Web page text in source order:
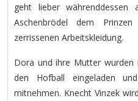
geht lieber
Aschenbrödel dem
zerrissenen Arbeitskleidung.
Dora und ihre Mutter
den Hofball eingeladen
mitnehmen. Knecht Vinzek